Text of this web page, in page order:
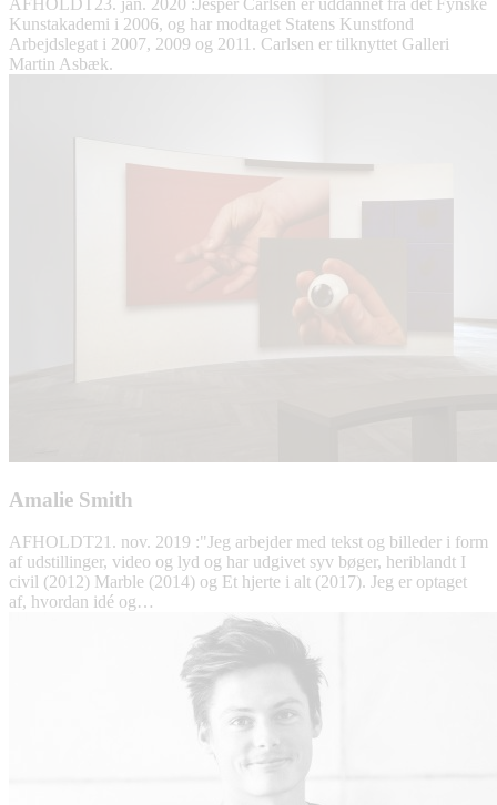
Kunstakademi i 2006, og har modtaget Statens Kunstfond
Arbejdslegat i 2007, 2009 og 2011. Carlsen er tilknyttet Galleri
Martin Asbæk.
Amalie Smith
AFHOLDT21. nov. 2019 :"Jeg arbejder med tekst og billeder i form
af udstillinger, video og lyd og har udgivet syv bøger, heriblandt I
civil (2012) Marble (2014) og Et hjerte i alt (2017). Jeg er optaget
af, hvordan idé og…